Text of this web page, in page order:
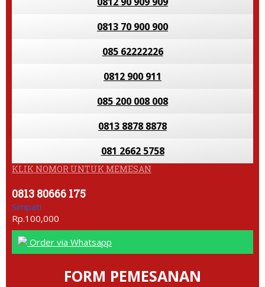
0813 70 900 900
085 62222226
0812 900 911
085 200 008 008
0813 8878 8878
081 2662 5758
KLIK NOMOR UNTUK MEMESAN
0813 80666 175
Simpati
Rp.100,000
Order via Whatsapp
FORM PEMESANAN